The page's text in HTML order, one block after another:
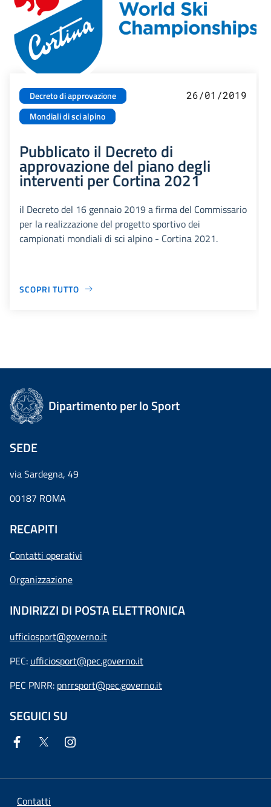
Decreto di approvazione
Mondiali di sci alpino
26/01/2019
Pubblicato il Decreto di
approvazione del piano degli
interventi per Cortina 2021
il Decreto del 16 gennaio 2019 a firma del Commissario
per la realizzazione del progetto sportivo dei
campionati mondiali di sci alpino - Cortina 2021.
SCOPRI TUTTO
Dipartimento per lo Sport
SEDE
via Sardegna, 49
00187 ROMA
RECAPITI
Contatti operativi
Organizzazione
INDIRIZZI DI POSTA ELETTRONICA
ufficiosport@governo.it
PEC: ufficiosport@pec.governo.it
PEC PNRR: pnrrsport@pec.governo.it
SEGUICI SU
Contatti